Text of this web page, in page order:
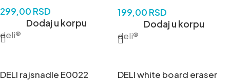
299,00 RSD
Dodaj u korpu
deli®
199,00 RSD
Dodaj u korpu
deli®
DELI rajsnadle E0022
DELI white board eraser